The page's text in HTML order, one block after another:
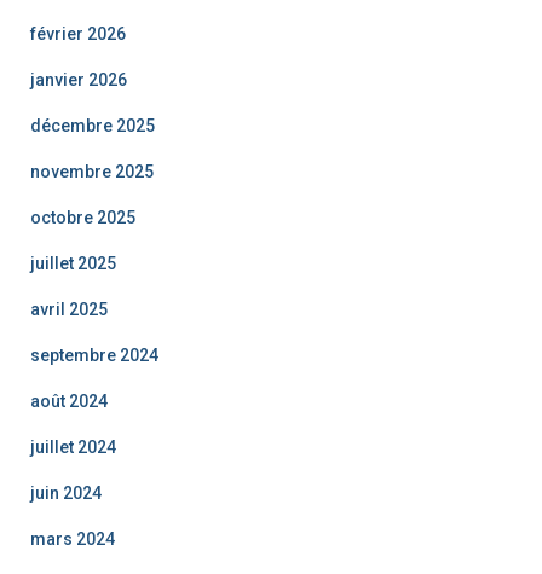
février 2026
janvier 2026
décembre 2025
novembre 2025
octobre 2025
juillet 2025
avril 2025
septembre 2024
août 2024
juillet 2024
juin 2024
mars 2024